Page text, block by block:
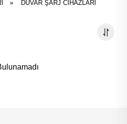
» DUVAR ŞARJ CIHAZLARI